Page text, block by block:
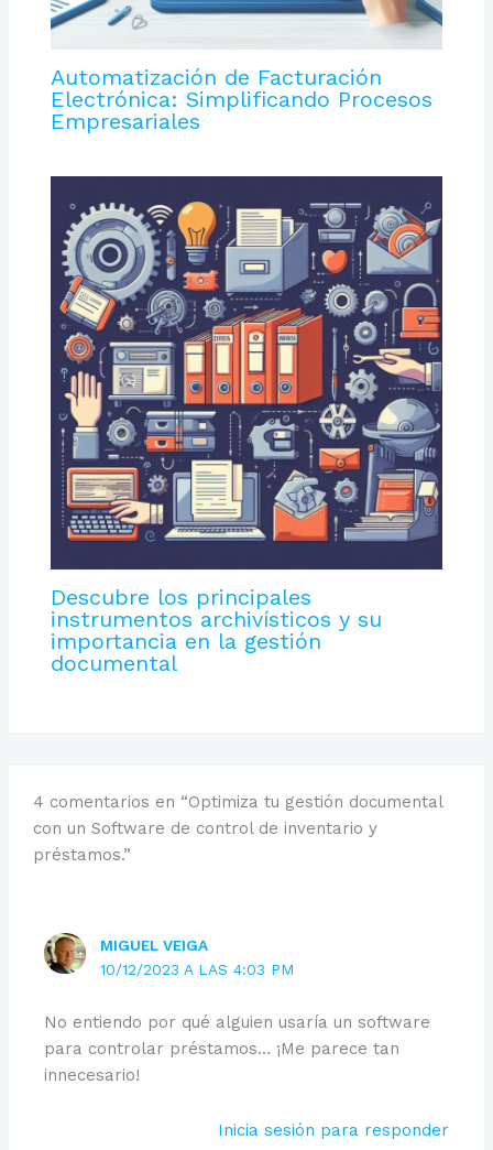
Automatización de Facturación
Electrónica: Simplificando Procesos
Empresariales
Descubre los principales
instrumentos archivísticos y su
importancia en la gestión
documental
4 comentarios en “Optimiza tu gestión documental
con un Software de control de inventario y
préstamos.”
MIGUEL VEIGA
10/12/2023 A LAS 4:03 PM
No entiendo por qué alguien usaría un software
para controlar préstamos… ¡Me parece tan
innecesario!
Inicia sesión para responder